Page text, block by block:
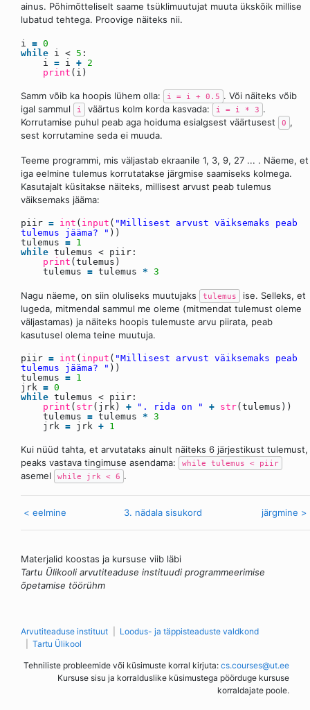
ainus. Põhimõtteliselt saame tsüklimuutujat muuta ükskõik millise
lubatud tehtega. Proovige näiteks nii.
i = 0
while i < 5 :
i = i + 2
print (i)
Samm võib ka hoopis lühem olla: i = i + 0.5 . Või näiteks võib
igal sammul
i väärtus kolm korda kasvada: i = i * 3 .
Korrutamise puhul peab aga hoiduma esialgsest väärtusest
0 ,
sest korrutamine seda ei muuda.
Teeme programmi, mis väljastab ekraanile 1, 3, 9, 27 ... . Näeme, et
iga eelmine tulemus korrutatakse järgmise saamiseks kolmega.
Kasutajalt küsitakse näiteks, millisest arvust peab tulemus
väiksemaks jääma:
piir = int ( input ( "Millisest arvust väiksemaks peab
tulemus jääma? " ))
tulemus = 1
while tulemus < piir:
print (tulemus)
tulemus = tulemus * 3
Nagu näeme, on siin oluliseks muutujaks tulemus
ise. Selleks, et
lugeda, mitmendal sammul me oleme (mitmendat tulemust oleme
väljastamas) ja näiteks hoopis tulemuste arvu piirata, peab
kasutusel olema teine muutuja.
piir = int ( input ( "Millisest arvust väiksemaks peab
tulemus jääma? " ))
tulemus = 1
jrk = 0
while tulemus < piir:
print ( str(jrk) + ". rida on " + str(tulemus))
tulemus = tulemus * 3
jrk = jrk + 1
Kui nüüd tahta, et arvutataks ainult näiteks 6 järjestikust tulemust,
peaks vastava tingimuse asendama:
while tulemus < piir
asemel while jrk < 6 .
< eelmine 3. nädala sisukord järgmine >
Materjalid koostas ja kursuse viib läbi
Tartu Ülikooli arvutiteaduse instituudi programmeerimise
õpetamise töörühm
Arvutiteaduse instituut
Loodus- ja täppisteaduste valdkond
Tartu Ülikool
Tehniliste probleemide või küsimuste korral kirjuta: cs.courses@ut.ee
Kursuse sisu ja korralduslike küsimustega pöörduge kursuse
korraldajate poole.